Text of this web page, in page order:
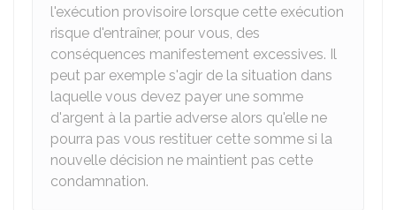
l'exécution provisoire lorsque cette exécution
risque d'entraîner, pour vous, des
conséquences manifestement excessives. Il
peut par exemple s'agir de la situation dans
laquelle vous devez payer une somme
d'argent à la partie adverse alors qu'elle ne
pourra pas vous restituer cette somme si la
nouvelle décision ne maintient pas cette
condamnation.